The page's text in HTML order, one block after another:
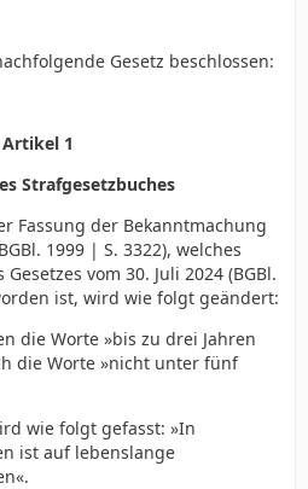
Gesetz beschlossen:
Artikel 1
Strafgesetzbuches
Fassung der Bekanntmachung
1999 | S. 3322), welches
vom 30. Juli 2024 (BGBl.
ist, wird wie folgt geändert:
die Worte »bis zu drei Jahren
die Worte »nicht unter fünf
wie folgt gefasst: »In
ist auf lebenslange